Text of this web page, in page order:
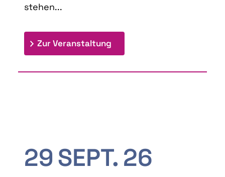
stehen...
Zur Veranstaltung
29SEPT. 26